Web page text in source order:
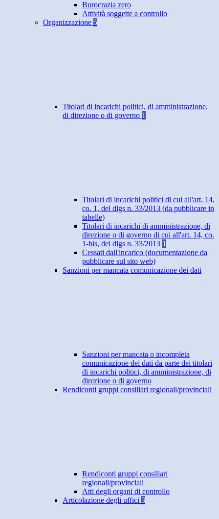
Burocrazia zero
Attività soggette a controllo
Organizzazione 5
Titolari di incarichi politici, di amministrazione,
di direzione o di governo 1
Titolari di incarichi politici di cui all'art. 14,
co. 1, del dlgs n. 33/2013 (da pubblicare in
tabelle)
Titolari di incarichi di amministrazione, di
direzione o di governo di cui all'art. 14, co.
1-bis, del dlgs n. 33/2013 1
Cessati dall'incarico (documentazione da
pubblicare sul sito web)
Sanzioni per mancata comunicazione dei dati
Sanzioni per mancata o incompleta
comunicazione dei dati da parte dei titolari
di incarichi politici, di amministrazione, di
direzione o di governo
Rendiconti gruppi consiliari regionali/provinciali
Rendiconti gruppi consiliari
regionali/provinciali
Atti degli organi di controllo
Articolazione degli uffici 3